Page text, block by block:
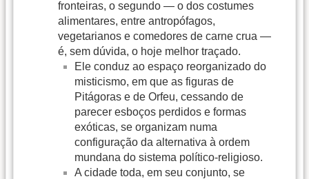
fronteiras, o segundo — o dos costumes
alimentares, entre antropófagos,
vegetarianos e comedores de carne crua —
é, sem dúvida, o hoje melhor traçado.
Ele conduz ao espaço reorganizado do
misticismo, em que as figuras de
Pitágoras e de Orfeu, cessando de
parecer esboços perdidos e formas
exóticas, se organizam numa
configuração da alternativa à ordem
mundana do sistema político-religioso.
A cidade toda, em seu conjunto, se